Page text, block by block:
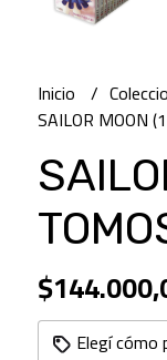
Inicio
SAILOR MOON
Elegí